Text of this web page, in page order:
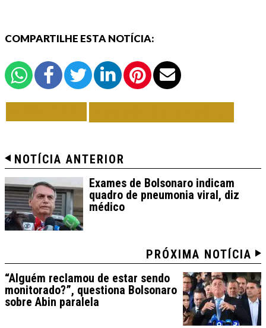
COMPARTILHE ESTA NOTÍCIA:
NOTÍCIA ANTERIOR
Exames de Bolsonaro indicam
quadro de pneumonia viral, diz
médico
PRÓXIMA NOTÍCIA
“Alguém reclamou de estar sendo
monitorado?”, questiona Bolsonaro
sobre Abin paralela